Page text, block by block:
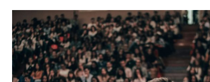
Génération réveil
Monde
Publireportage
Relations